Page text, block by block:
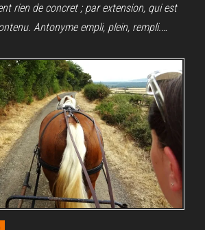
rien de concret ; par extension, qui est
Antonyme empli, plein, rempli.…